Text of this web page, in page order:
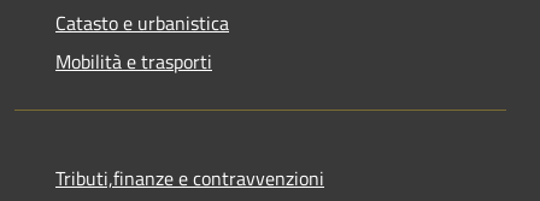
Catasto e urbanistica
Mobilità e trasporti
Tributi,finanze e contravvenzioni